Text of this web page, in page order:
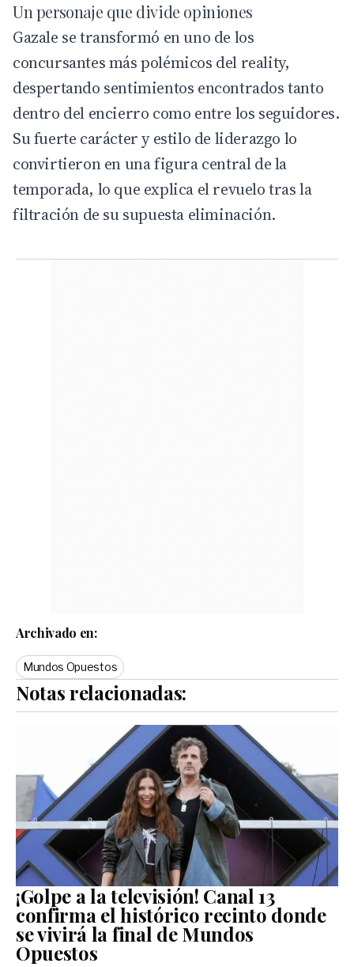
Un personaje que divide opiniones
Gazale se transformó en uno de los
concursantes más polémicos del reality,
despertando sentimientos encontrados tanto
dentro del encierro como entre los seguidores.
Su fuerte carácter y estilo de liderazgo lo
convirtieron en una figura central de la
temporada, lo que explica el revuelo tras la
filtración de su supuesta eliminación.
Archivado en:
Mundos Opuestos
Notas relacionadas:
¡Golpe a la televisión! Canal 13
confirma el histórico recinto donde
se vivirá la final de Mundos
Opuestos